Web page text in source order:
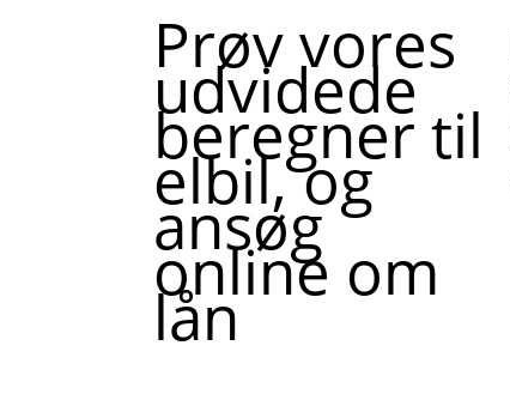
Prøv vores
udvidede
beregner til
elbil, og
ansøg
online om
lån